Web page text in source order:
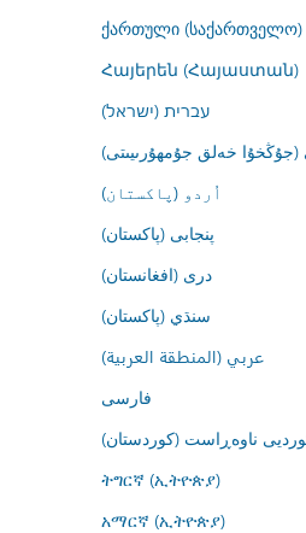
ქართული (საქართველო)
Հայերեն (Հայաստան)
עברית (ישראל)
(جۇڭخۇا خەلق جۇمھۇرىيىتى)
اُردو (پاکستان)
پنجابی (پاکستان)
درى (افغانستان)
سنڌي (پاکستان)
عربي (المنطقة العربية)
فارسى
ناوەڕاست (کوردستان)
ትግርኛ (ኢትዮጵያ)
አማርኛ (ኢትዮጵያ)